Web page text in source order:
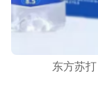
东方苏